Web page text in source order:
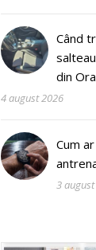
Când
din
4 august 2026
Cum
3